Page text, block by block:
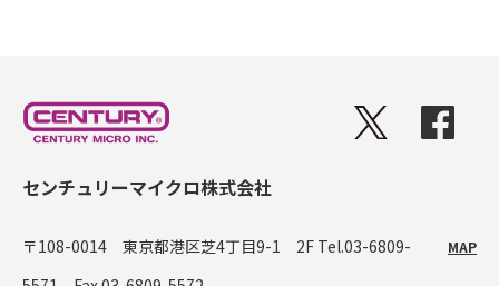
センチュリーマイクロ株式会社
〒108-0014 東京都港区芝4丁目9-1 2F Tel.03-6809-
MAP